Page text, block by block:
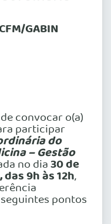
GABIN
o(a)
participar
do
– Gestão
no dia30 de
9h às 12h,
pontos